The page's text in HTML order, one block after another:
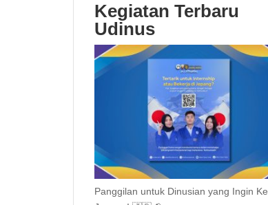
Kegiatan Terbaru
Udinus
Panggilan untuk Dinusian yang Ingin Ke